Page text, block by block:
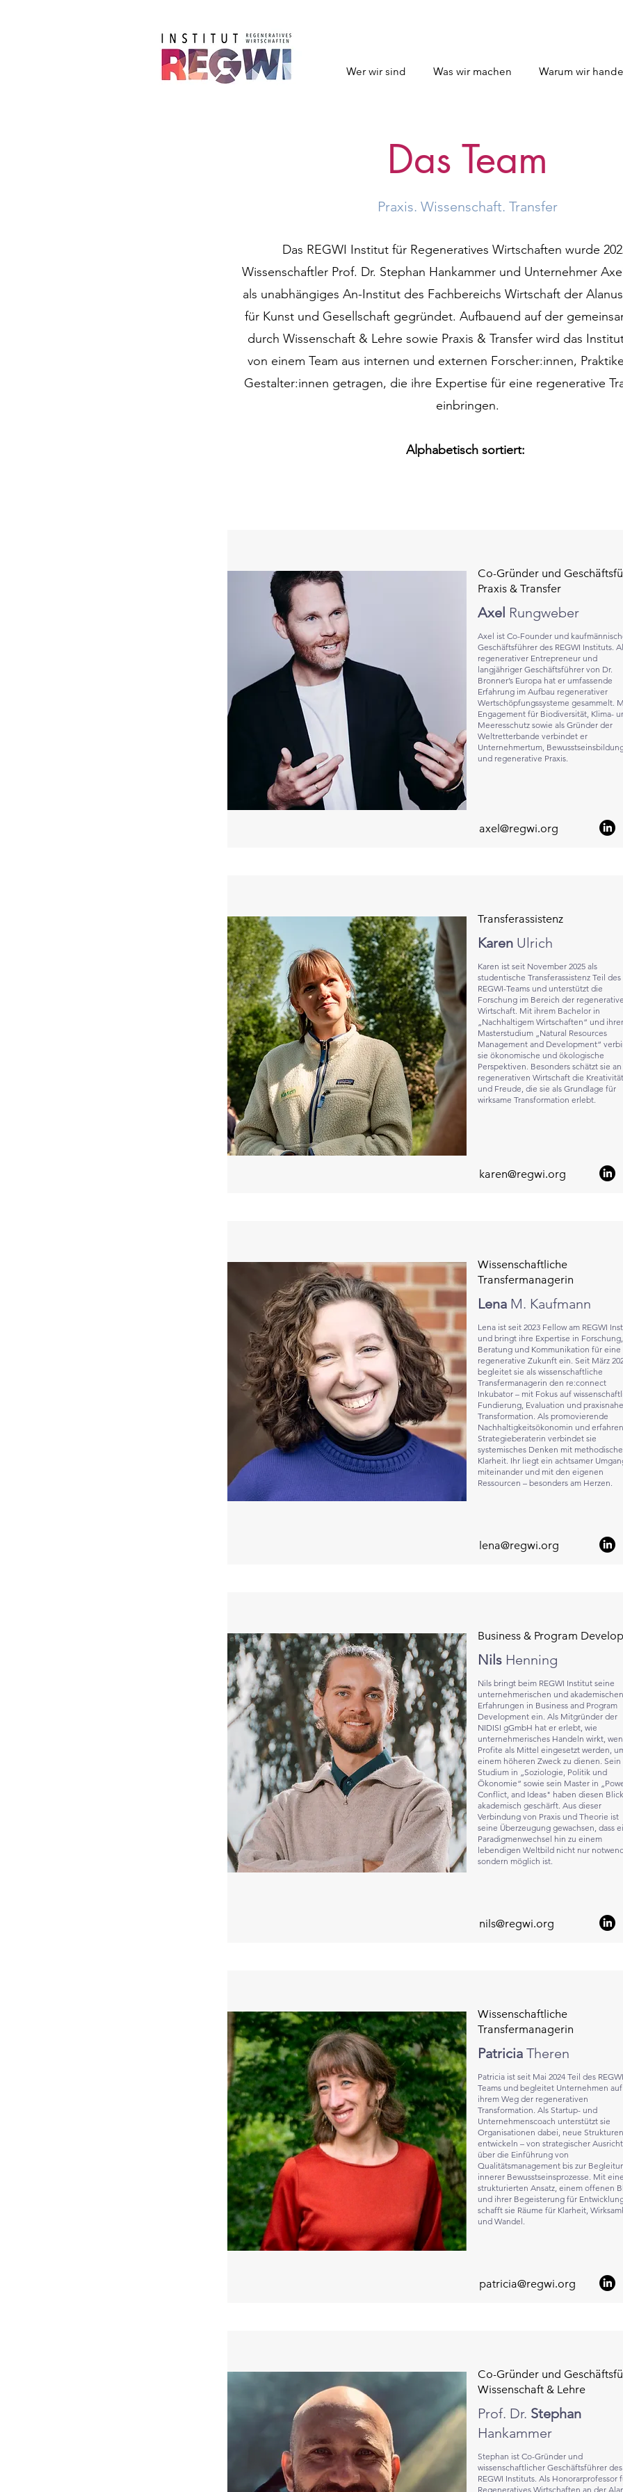
Wer wir sind Was wir machen Warum wir
Das Team
Praxis. Wissenschaft. Transfer
Das REGWI Institut für Regeneratives Wirtschaften wurde
Wissenschaftler Prof. Dr. Stephan Hankammer und Unternehmer
als unabhängiges An-Institut des Fachbereichs Wirtschaft der
für Kunst und Gesellschaft gegründet. Aufbauend auf der
durch Wissenschaft & Lehre sowie Praxis & Transfer wird das
von einem Team aus internen und externen Forscher:innen,
Gestalter:innen getragen, die ihre Expertise für eine regenerative
einbringen.
Alphabetisch sortiert:
Co-Gründer und
Praxis & Transfer
Axel Rungweber
Axel ist Co-Founder und
Geschäftsführer des REGWI Instituts.
regenerativer Entrepreneur und
langjähriger Geschäftsführer von Dr.
Bronner’s Europa hat er umfassende
Erfahrung im Aufbau regenerativer
Wertschöpfungssysteme gesammelt.
Engagement für Biodiversität, Klima-
Meeresschutz sowie als Gründer der
Weltretterbande verbindet er
Unternehmertum,
und regenerative Praxis.
axel@regwi.org
Transferassistenz
Karen Ulrich
Karen ist seit November 2025 als
studentische Transferassistenz Teil des
REGWI-Teams und unterstützt die
Forschung im Bereich der
Wirtschaft. Mit ihrem Bachelor in
„Nachhaltigem Wirtschaften“ und
Masterstudium „Natural Resources
Management and Development“
sie ökonomische und ökologische
Perspektiven. Besonders schätzt sie
regenerativen Wirtschaft die Kreativität
und Freude, die sie als Grundlage für
wirksame Transformation erlebt.
karen@regwi.org
Wissenschaftliche
Transfermanagerin
Lena M. Kaufmann
Lena ist seit 2023 Fellow am REGWI
und bringt ihre Expertise in Forschung,
Beratung und Kommunikation für eine
regenerative Zukunft ein. Seit März
begleitet sie als wissenschaftliche
Transfermanagerin den re:connect
Inkubator – mit Fokus auf
Fundierung, Evaluation und praxisnahe
Transformation. Als promovierende
Nachhaltigkeitsökonomin und
Strategieberaterin verbindet sie
systemisches Denken mit
Klarheit. Ihr liegt ein achtsamer
miteinander und mit den eigenen
Ressourcen – besonders am Herzen.
lena@regwi.org
Business & Program
Nils Henning
Nils bringt beim REGWI Institut seine
unternehmerischen und akademischen
Erfahrungen in Business and Program
Development ein. Als Mitgründer der
NIDISI gGmbH hat er erlebt, wie
unternehmerisches Handeln wirkt,
Profite als Mittel eingesetzt werden,
einem höheren Zweck zu dienen. Sein
Studium in „Soziologie, Politik und
Ökonomie“ sowie sein Master in
Conflict, and Ideas" haben diesen Blick
akademisch geschärft. Aus dieser
Verbindung von Praxis und Theorie ist
seine Überzeugung gewachsen, dass
Paradigmenwechsel hin zu einem
lebendigen Weltbild nicht nur
sondern möglich ist.
nils@regwi.org
Wissenschaftliche
Transfermanagerin
Patricia Theren
Patricia ist seit Mai 2024 Teil des
Teams und begleitet Unternehmen auf
ihrem Weg der regenerativen
Transformation. Als Startup- und
Unternehmenscoach unterstützt sie
Organisationen dabei, neue
entwickeln – von strategischer
über die Einführung von
Qualitätsmanagement bis zur
innerer Bewusstseinsprozesse. Mit
strukturierten Ansatz, einem offenen
und ihrer Begeisterung für
schafft sie Räume für Klarheit,
und Wandel.
patricia@regwi.org
Co-Gründer und
Wissenschaft & Lehre
Prof. Dr. Stephan
Hankammer
Stephan ist Co-Gründer und
wissenschaftlicher Geschäftsführer des
REGWI Instituts. Als Honorarprofessor
Regeneratives Wirtschaften an der